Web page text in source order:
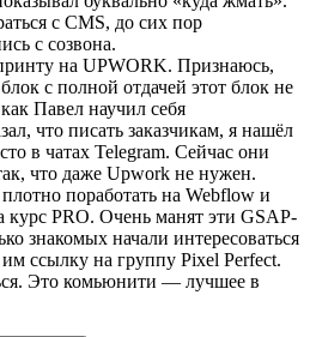
с CMS, до сих пор
с созвона.
на UPWORK. Признаюсь,
с полной отдачей этот блок не
Павел научил себя
что писать заказчикам, я нашёл
в чатах Telegram. Сейчас они
что даже Upwork не нужен.
поработать на Webflow и
курс PRO. Очень манят эти GSAP-
знакомых начали интересоваться
ссылку на группу Pixel Perfect.
Это комьюнити — лучшее в